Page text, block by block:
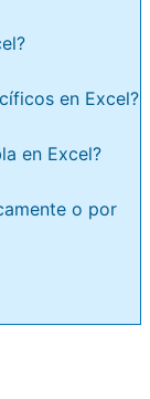
en Excel?
en Excel?
o por